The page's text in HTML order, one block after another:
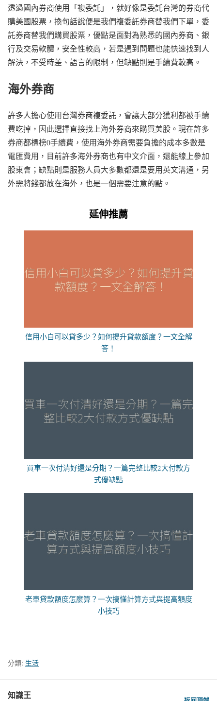
透過國內券商使用「複委託」，就好像是委託台灣的券商代
購美國股票，換句話說便是我們複委託券商替我們下單，委
託券商替我們購買股票，優點是面對為熟悉的國內券商、銀
行及交易軟體，安全性較高，若是遇到問題也能快速找到人
解決，不受時差、語言的限制，但缺點則是手續費較高。
海外券商
許多人擔心使用台灣券商複委託，會讓大部分獲利都被手續
費吃掉，因此選擇直接找上海外券商來購買美股。現在許多
券商都標榜0手續費，使用海外券商需要負擔的成本多數是
電匯費用，目前許多海外券商也有中文介面，還能線上參加
股東會；缺點則是服務人員大多數都還是要用英文溝通，另
外需將錢都放在海外，也是一個需要注意的點。
延伸推薦
信用小白可以貸多少？如何提升貸款額度？一文全解
答！
買車一次付清好還是分期？一篇完整比較2大付款方
式優缺點
老車貸款額度怎麼算？一次搞懂計算方式與提高額度
小技巧
分類: 生活
知識王